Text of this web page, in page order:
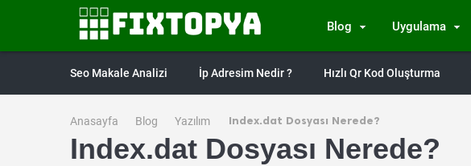
Blog Uygulama
Seo Makale Analizi İp Adresim Nedir ? Hızlı Qr Kod Oluşturma
Anasayfa Blog Yazılım Index.dat Dosyası Nerede?
Index.dat Dosyası Nerede?